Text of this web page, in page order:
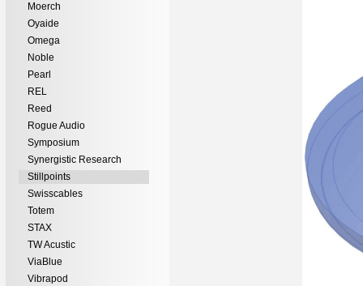
Moerch
Oyaide
Omega
Noble
Pearl
REL
Reed
Rogue Audio
Symposium
Synergistic Research
Stillpoints
Swisscables
Totem
STAX
TW Acustic
ViaBlue
Vibrapod